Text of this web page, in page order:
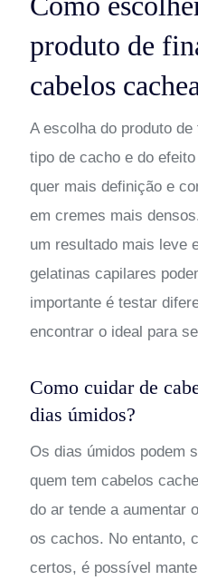
produto de
cabelos
A escolha do produto
tipo de cacho e do
quer mais definição e
em cremes mais
um resultado mais leve
gelatinas capilares
importante é testar
encontrar o ideal para
Como cuidar de
dias úmidos?
Os dias úmidos podem
quem tem cabelos
do ar tende a aumentar
os cachos. No entanto,
certos, é possível